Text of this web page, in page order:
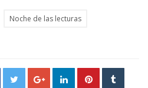
Noche de las lecturas